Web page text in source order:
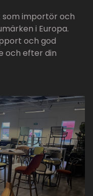
som importör och
i Europa.
och god
och efter din